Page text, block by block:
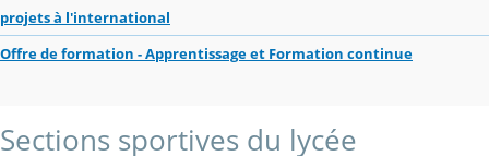
projets à l'international
Offre de formation - Apprentissage et Formation continue
Sections sportives du lycée